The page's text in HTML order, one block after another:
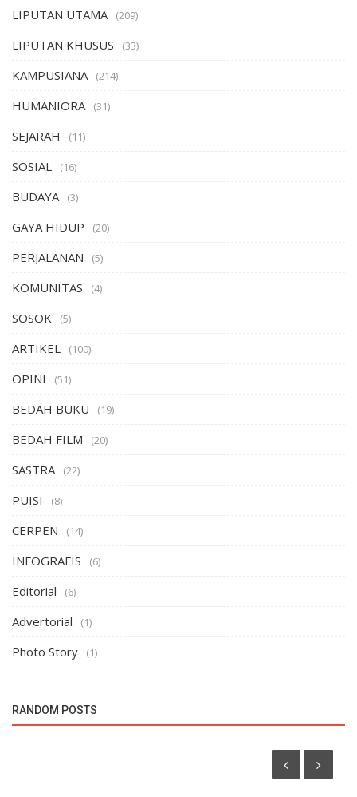
LIPUTAN UTAMA (209)
LIPUTAN KHUSUS (33)
KAMPUSIANA (214)
HUMANIORA (31)
SEJARAH (11)
SOSIAL (16)
BUDAYA (3)
GAYA HIDUP (20)
PERJALANAN (5)
KOMUNITAS (4)
SOSOK (5)
ARTIKEL (100)
OPINI (51)
BEDAH BUKU (19)
BEDAH FILM (20)
SASTRA (22)
PUISI (8)
CERPEN (14)
INFOGRAFIS (6)
Editorial (6)
Advertorial (1)
Photo Story (1)
RANDOM POSTS